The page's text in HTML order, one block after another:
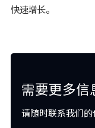
快速增长。
需要更多信
请随时联系我们的